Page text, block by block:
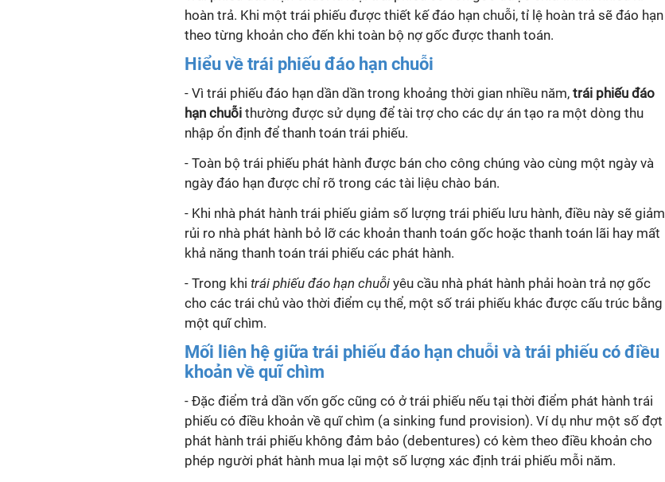
hoàn trả. Khi một trái phiếu được thiết kế đáo hạn chuỗi, tỉ lệ hoàn trả sẽ đáo hạn
theo từng khoản cho đến khi toàn bộ nợ gốc được thanh toán.
Hiểu về trái phiếu đáo hạn chuỗi
- Vì trái phiếu đáo hạn dần dần trong khoảng thời gian nhiều năm, trái phiếu đáo
hạn chuỗi thường được sử dụng để tài trợ cho các dự án tạo ra một dòng thu
nhập ổn định để thanh toán trái phiếu.
- Toàn bộ trái phiếu phát hành được bán cho công chúng vào cùng một ngày và
ngày đáo hạn được chỉ rõ trong các tài liệu chào bán.
- Khi nhà phát hành trái phiếu giảm số lượng trái phiếu lưu hành, điều này sẽ giảm
rủi ro nhà phát hành bỏ lỡ các khoản thanh toán gốc hoặc thanh toán lãi hay mất
khả năng thanh toán trái phiếu các phát hành.
- Trong khi trái phiếu đáo hạn chuỗi yêu cầu nhà phát hành phải hoàn trả nợ gốc
cho các trái chủ vào thời điểm cụ thể, một số trái phiếu khác được cấu trúc bằng
một quĩ chìm.
Mối liên hệ giữa trái phiếu đáo hạn chuỗi và trái phiếu có điều
khoản về quĩ chìm
- Đặc điểm trả dần vốn gốc cũng có ở trái phiếu nếu tại thời điểm phát hành trái
phiếu có điều khoản về quĩ chìm (a sinking fund provision). Ví dụ như một số đợt
phát hành trái phiếu không đảm bảo (debentures) có kèm theo điều khoản cho
phép người phát hành mua lại một số lượng xác định trái phiếu mỗi năm.